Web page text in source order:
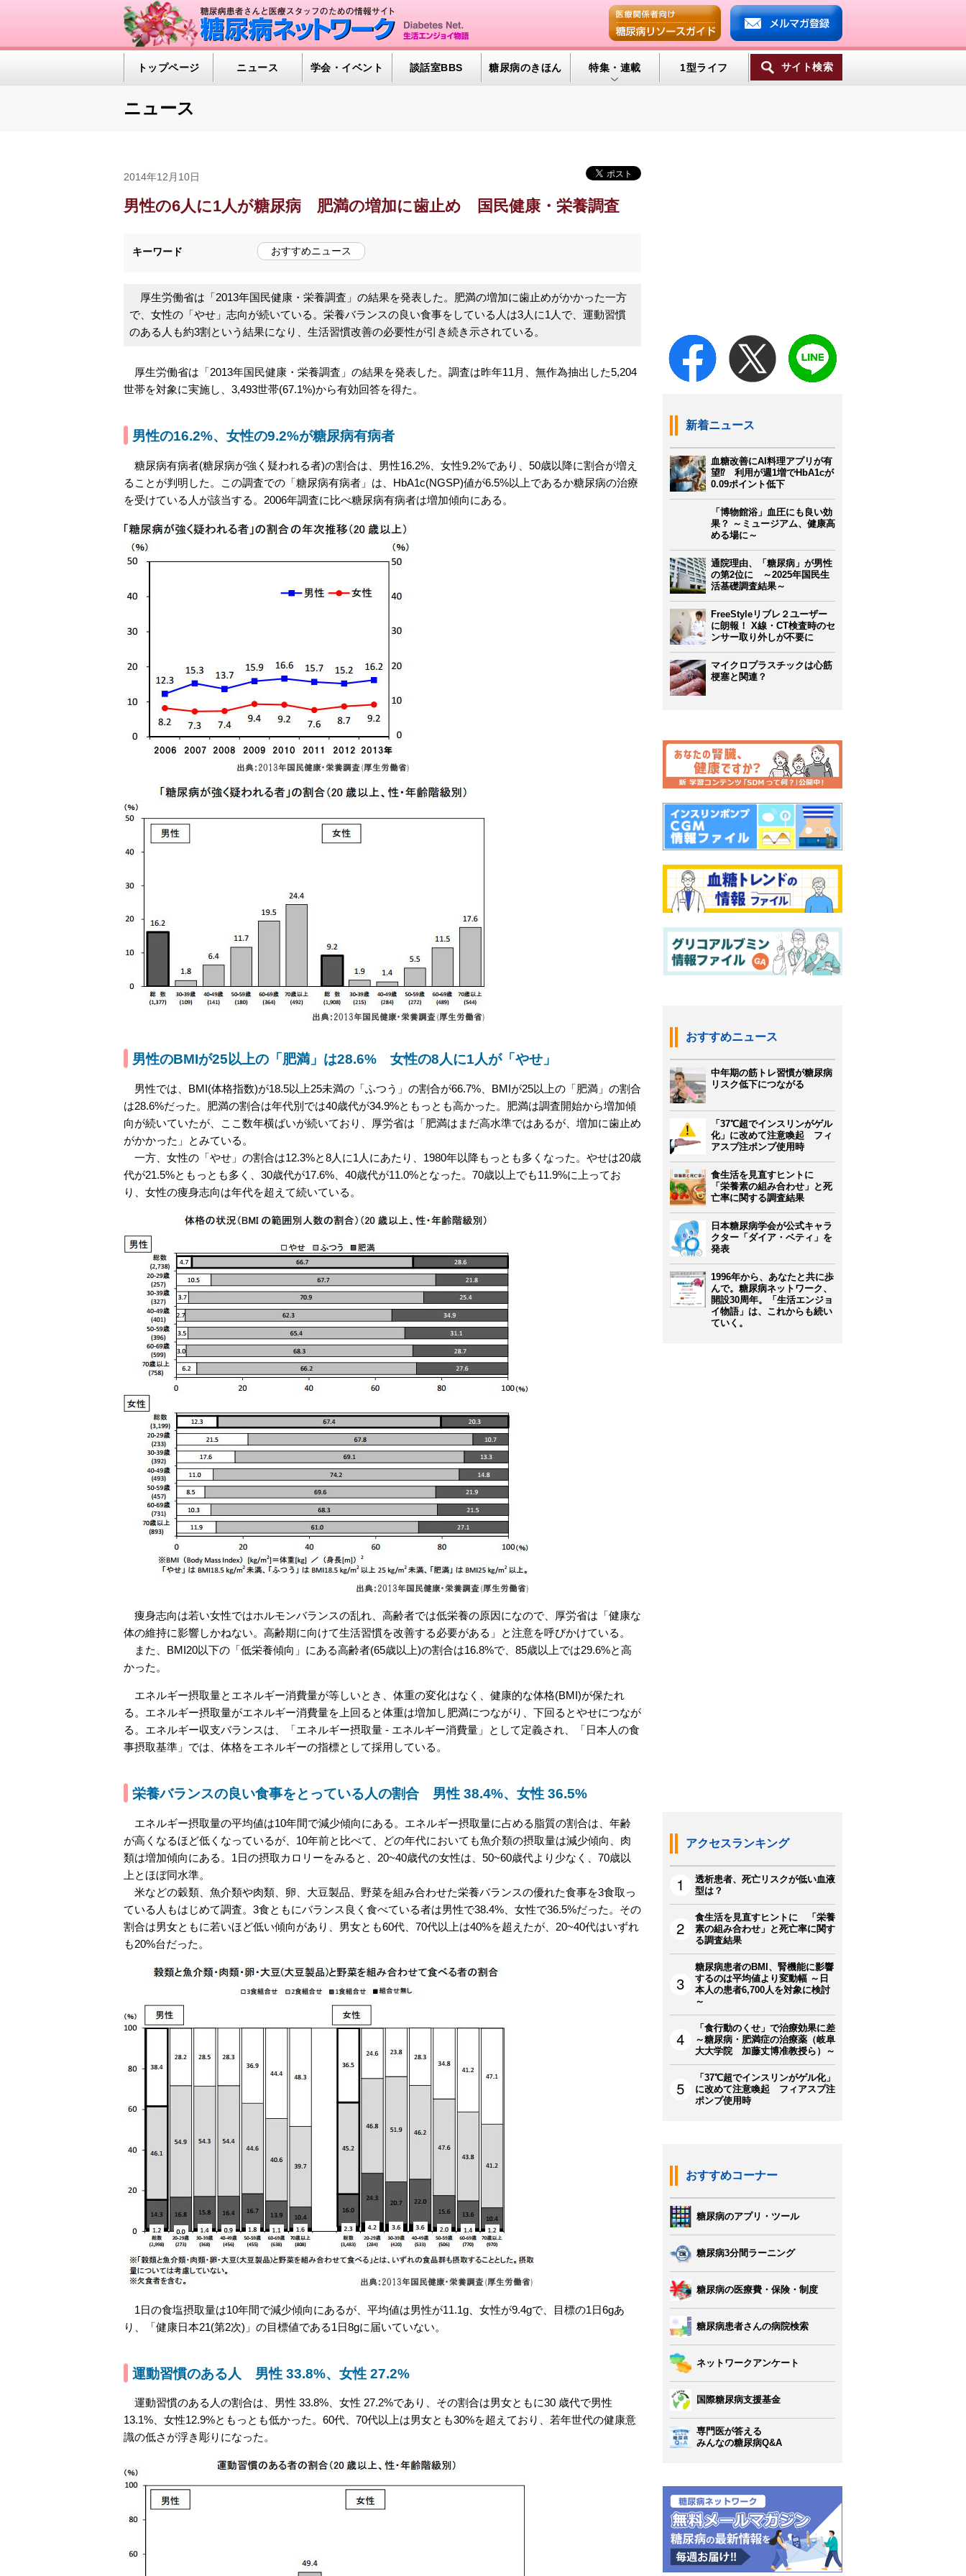
トップページ ニュース 学会・イベント 談話室BBS 糖尿病のきほん 特集・連載
特集・連載 一覧へ
1型ライフ サイト検索
ニュース
2014年12月10日
男性の6人に1人が糖尿病 肥満の増加に歯止め 国民健康・栄養調査
キーワード おすすめニュース
厚生労働省は「2013年国民健康・栄養調査」の結果を発表した。肥満の増加に歯止めがかかった一方
で、女性の「やせ」志向が続いている。栄養バランスの良い食事をしている人は3人に1人で、運動習慣
のある人も約3割という結果になり、生活習慣改善の必要性が引き続き示されている。
厚生労働省は「2013年国民健康・栄養調査」の結果を発表した。調査は昨年11月、無作為抽出した5,204
世帯を対象に実施し、3,493世帯(67.1%)から有効回答を得た。
男性の16.2%、女性の9.2%が糖尿病有病者
糖尿病有病者(糖尿病が強く疑われる者)の割合は、男性16.2%、女性9.2%であり、50歳以降に割合が増え
ることが判明した。この調査での「糖尿病有病者」は、HbA1c(NGSP)値が6.5%以上であるか糖尿病の治療
を受けている人が該当する。2006年調査に比べ糖尿病有病者は増加傾向にある。
男性のBMIが25以上の「肥満」は28.6% 女性の8人に1人が「やせ」
男性では、BMI(体格指数)が18.5以上25未満の「ふつう」の割合が66.7%、BMIが25以上の「肥満」の割合
は28.6%だった。肥満の割合は年代別では40歳代が34.9%ともっとも高かった。肥満は調査開始から増加傾
向が続いていたが、ここ数年横ばいが続いており、厚労省は「肥満はまだ高水準ではあるが、増加に歯止め
がかかった」とみている。
一方、女性の「やせ」の割合は12.3%と8人に1人にあたり、1980年以降もっとも多くなった。やせは20歳
代が21.5%ともっとも多く、30歳代が17.6%、40歳代が11.0%となった。70歳以上でも11.9%に上ってお
り、女性の痩身志向は年代を超えて続いている。
痩身志向は若い女性ではホルモンバランスの乱れ、高齢者では低栄養の原因になので、厚労省は「健康な
体の維持に影響しかねない。高齢期に向けて生活習慣を改善する必要がある」と注意を呼びかけている。
また、BMI20以下の「低栄養傾向」にある高齢者(65歳以上)の割合は16.8%で、85歳以上では29.6%と高
かった。
エネルギー摂取量とエネルギー消費量が等しいとき、体重の変化はなく、健康的な体格(BMI)が保たれ
る。エネルギー摂取量がエネルギー消費量を上回ると体重は増加し肥満につながり、下回るとやせにつなが
る。エネルギー収支バランスは、「エネルギー摂取量 - エネルギー消費量」として定義され、「日本人の食
事摂取基準」では、体格をエネルギーの指標として採用している。
栄養バランスの良い食事をとっている人の割合 男性 38.4%、女性 36.5%
エネルギー摂取量の平均値は10年間で減少傾向にある。エネルギー摂取量に占める脂質の割合は、年齢
が高くなるほど低くなっているが、10年前と比べて、どの年代においても魚介類の摂取量は減少傾向、肉
類は増加傾向にある。1日の摂取カロリーをみると、20~40歳代の女性は、50~60歳代より少なく、70歳以
上とほぼ同水準。
米などの穀類、魚介類や肉類、卵、大豆製品、野菜を組み合わせた栄養バランスの優れた食事を3食取っ
ている人もはじめて調査。3食ともにバランス良く食べている者は男性で38.4%、女性で36.5%だった。その
割合は男女ともに若いほど低い傾向があり、男女とも60代、70代以上は40%を超えたが、20~40代はいずれ
も20%台だった。
1日の食塩摂取量は10年間で減少傾向にあるが、平均値は男性が11.1g、女性が9.4gで、目標の1日6gあ
り、「健康日本21(第2次)」の目標値である1日8gに届いていない。
運動習慣のある人 男性 33.8%、女性 27.2%
運動習慣のある人の割合は、男性 33.8%、女性 27.2%であり、その割合は男女ともに30 歳代で男性
13.1%、女性12.9%ともっとも低かった。60代、70代以上は男女とも30%を超えており、若年世代の健康意
識の低さが浮き彫りになった。
新着ニュース
血糖改善にAI料理アプリが有
望⁉ 利用が週1増でHbA1cが
0.09ポイント低下
「博物館浴」血圧にも良い効
果？ ～ミュージアム、健康高
める場に～
通院理由、「糖尿病」が男性
の第2位に ～2025年国民生
活基礎調査結果～
FreeStyleリブレ２ユーザー
に朗報！ X線・CT検査時のセ
ンサー取り外しが不要に
マイクロプラスチックは心筋
梗塞と関連？
おすすめニュース
中年期の筋トレ習慣が糖尿病
リスク低下につながる
「37℃超でインスリンがゲル
化」に改めて注意喚起 フィ
アスプ注ポンプ使用時
食生活を見直すヒントに
「栄養素の組み合わせ」と死
亡率に関する調査結果
日本糖尿病学会が公式キャラ
クター「ダイア・ベティ」を
発表
1996年から、あなたと共に歩
んで。糖尿病ネットワーク、
開設30周年。「生活エンジョ
イ物語」は、これからも続い
ていく。
アクセスランキング
透析患者、死亡リスクが低い血液
型は？
食生活を見直すヒントに 「栄養
素の組み合わせ」と死亡率に関す
る調査結果
糖尿病患者のBMI、腎機能に影響
するのは平均値より変動幅 ～日
本人の患者6,700人を対象に検討
～
「食行動のくせ」で治療効果に差
～糖尿病・肥満症の治療薬（岐阜
大大学院 加藤丈博准教授ら）～
「37℃超でインスリンがゲル化」
に改めて注意喚起 フィアスプ注
ポンプ使用時
おすすめコーナー
糖尿病のアプリ・ツール
糖尿病3分間ラーニング
糖尿病の医療費・保険・制度
糖尿病患者さんの病院検索
ネットワークアンケート
国際糖尿病支援基金
専門医が答える
みんなの糖尿病Q&A